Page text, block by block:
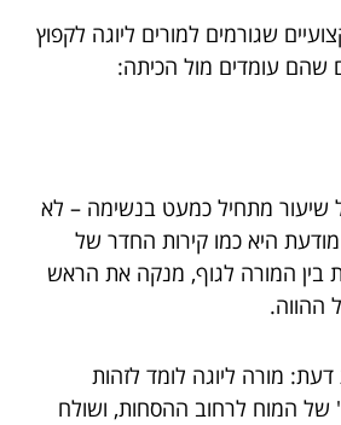
מקצועיים שגורמים למורים ליוגה לקפוץ
עומדים מול הכיתה:
שיעור מתחיל כמעט בנשימה – לא
היא כמו קירות החדר של
בין המורה לגוף, מנקה את הראש
ההווה.
מורה ליוגה לומד לזהות
של המוח לרחוב ההסחות, ושולח